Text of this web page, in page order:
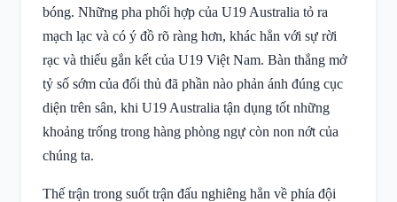
bóng. Những pha phối hợp của U19 Australia tỏ ra
mạch lạc và có ý đồ rõ ràng hơn, khác hẳn với sự rời
rạc và thiếu gắn kết của U19 Việt Nam. Bàn thắng mở
tỷ số sớm của đối thủ đã phần nào phản ánh đúng cục
diện trên sân, khi U19 Australia tận dụng tốt những
khoảng trống trong hàng phòng ngự còn non nớt của
chúng ta.
Thế trận trong suốt trận đấu nghiêng hẳn về phía đội